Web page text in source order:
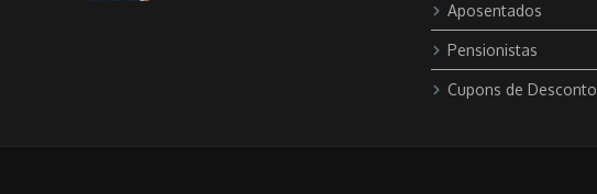
Aposentados
Pensionistas
Cupons de Desconto